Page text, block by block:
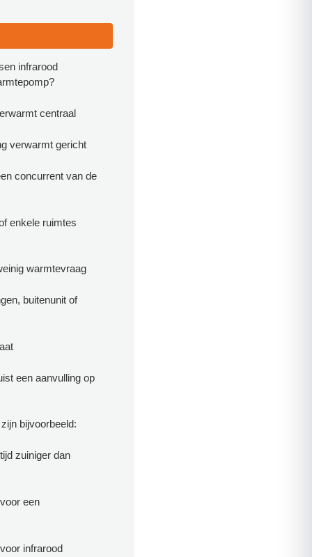
infrarood
centraal
verwarmt gericht
concurrent van de
enkele ruimtes
warmtevraag
buitenunit of
een aanvulling op
bijvoorbeeld:
zuiniger dan
een
infrarood